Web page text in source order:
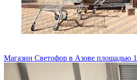
Магазин Светофор в Азове площадью